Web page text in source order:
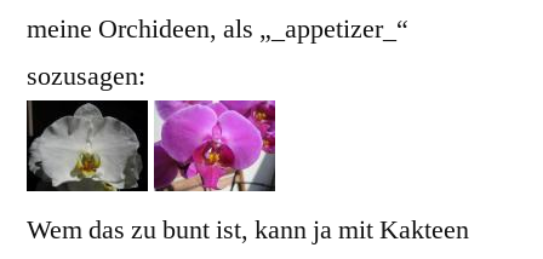
meine Orchideen, als „_appetizer_“
sozusagen:
Wem das zu bunt ist, kann ja mit Kakteen